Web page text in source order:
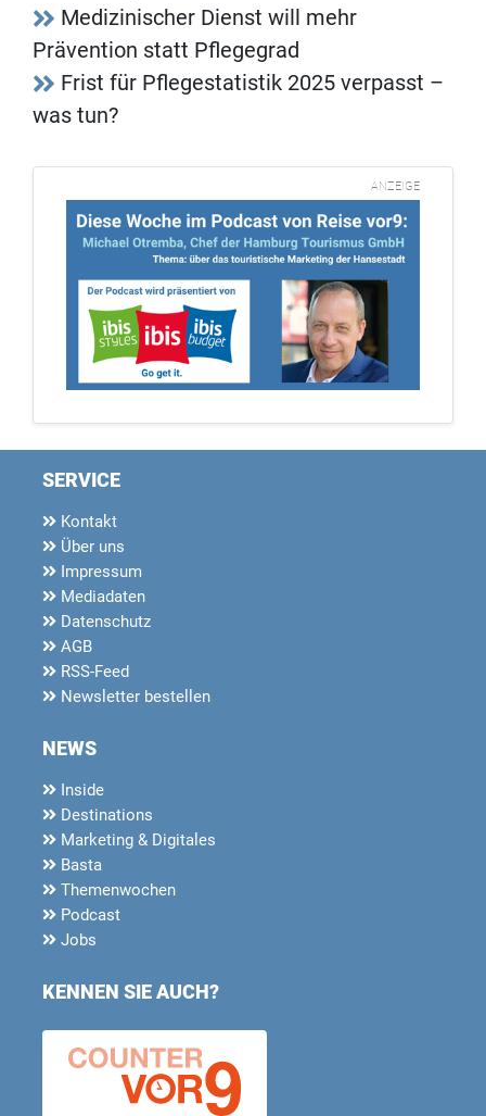
Medizinischer Dienst will mehr
Prävention statt Pflegegrad
Frist für Pflegestatistik 2025 verpasst –
was tun?
ANZEIGE
SERVICE
Kontakt
Über uns
Impressum
Mediadaten
Datenschutz
AGB
RSS-Feed
Newsletter bestellen
NEWS
Inside
Destinations
Marketing & Digitales
Basta
Themenwochen
Podcast
Jobs
KENNEN SIE AUCH?